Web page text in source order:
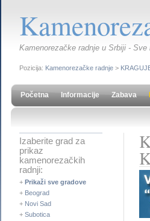
Kamenorezačke radnje u Srbiji -
Pozicija: Kamenorezačke radnje >
Početna Informacije Zabava
Izaberite grad za
prikaz
kamenorezačkih
radnji:
+ Prikaži sve gradove
+ Beograd
+ Novi Sad
+ Subotica